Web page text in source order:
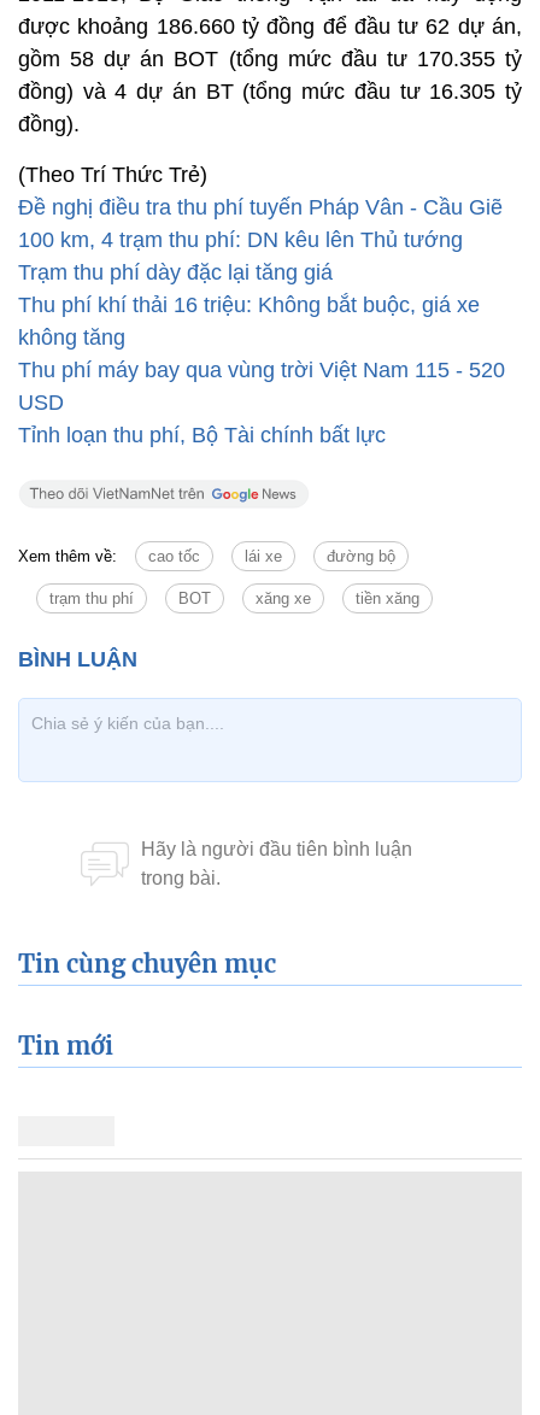
được khoảng 186.660 tỷ đồng để đầu tư 62 dự án,
gồm 58 dự án BOT (tổng mức đầu tư 170.355 tỷ
đồng) và 4 dự án BT (tổng mức đầu tư 16.305 tỷ
đồng).
(Theo Trí Thức Trẻ)
Đề nghị điều tra thu phí tuyến Pháp Vân - Cầu Giẽ
100 km, 4 trạm thu phí: DN kêu lên Thủ tướng
Trạm thu phí dày đặc lại tăng giá
Thu phí khí thải 16 triệu: Không bắt buộc, giá xe
không tăng
Thu phí máy bay qua vùng trời Việt Nam 115 - 520
USD
Tỉnh loạn thu phí, Bộ Tài chính bất lực
Xem thêm về: cao tốc lái xe đường bộ
trạm thu phí BOT xăng xe tiền xăng
Tin cùng chuyên mục
Tin mới